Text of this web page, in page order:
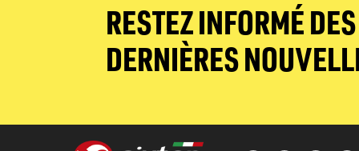
RESTEZ INFORMÉ DES
DERNIÈRES